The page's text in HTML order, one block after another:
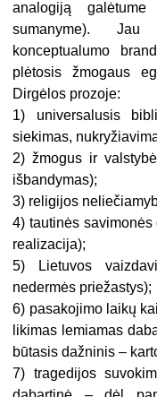
analogiją galėtume
sumanyme). Jau
konceptualumo
plėtosis žmogaus
Dirgėlos prozoje:
1) universalusis
siekimas,
2) žmogus ir
išbandymas);
3) religijos
4) tautinės
realizacija);
5) Lietuvos
nedermės priežastys);
6) pasakojimo laikų
likimas lemiamas
būtasis dažninis –
7) tragedijos